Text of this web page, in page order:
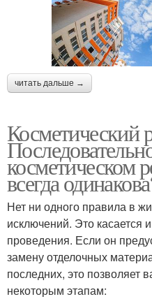
читать дальше →
Косметический
косметическом
всегда
Нет ни одного правила в
исключений. Это касается
проведения. Если он
замену отделочных
последних, это позволяет
некоторым этапам: